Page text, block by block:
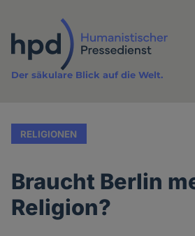
Inhalt
Der säkulare Blick auf die Welt.
RELIGIONEN
Braucht Berlin
Religion?